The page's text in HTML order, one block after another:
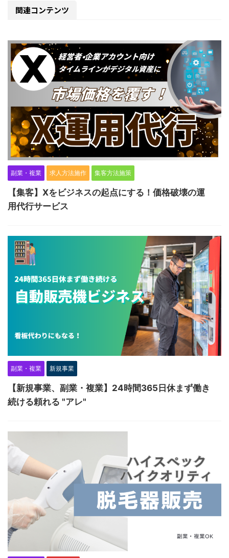
関連コンテンツ
副業・複業 求人方法施作 集客方法施策
【集客】Xをビジネスの起点にする！価格破壊の運
用代行サービス
副業・複業 新規事業
【新規事業、副業・複業】24時間365日休まず働き
続ける頼れる "アレ"